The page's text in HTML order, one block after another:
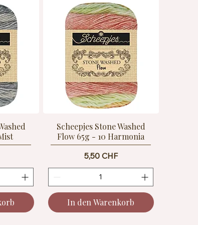
Scheepjes Stone Washed
Flow 65g - 10 Harmonia
Preis
5,50 CHF
In den Warenkorb